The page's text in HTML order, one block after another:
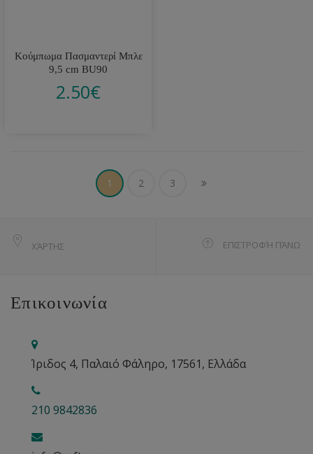
Κούμπωμα Πασμαντερί Μπλε
9,5 cm BU90
2.50€
1 2 3
ΧΆΡΤΗΣ ΕΠΙΣΤΡΟΦΉ ΠΆΝΩ
Επικοινωνία
Ίριδος 4, Παλαιό Φάληρο, 17561, Ελλάδα
210 9842836